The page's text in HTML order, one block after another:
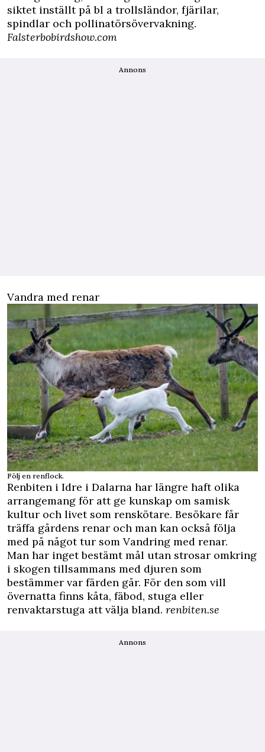
siktet inställt på bl a trollsländor, fjärilar,
spindlar och pollinatörsövervakning.
Falsterbobirdshow.com
Annons
Vandra med renar
Följ en renflock.
Renbiten i Idre i Dalarna har längre haft olika
arrangemang för att ge kunskap om samisk
kultur och livet som renskötare. Besökare får
träffa gårdens renar och man kan också följa
med på något tur som Vandring med renar.
Man har inget bestämt mål utan strosar omkring
i skogen tillsammans med djuren som
bestämmer var färden går. För den som vill
övernatta finns kåta, fäbod, stuga eller
renvaktarstuga att välja bland. renbiten.se
Annons